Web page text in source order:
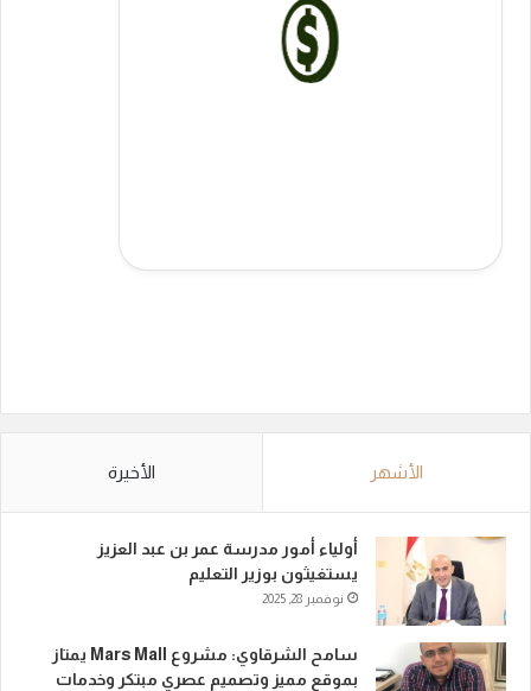
الأشهر الأخيرة
أولياء أمور مدرسة عمر بن عبد العزيز
يستغيثون بوزير التعليم
نوفمبر 28, 2025
سامح الشرقاوي: مشروع Mars Mall يمتاز
بموقع مميز وتصميم عصري مبتكر وخدمات